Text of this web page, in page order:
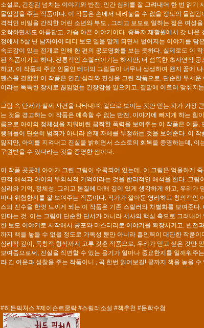
소설로, 긴장감 넘치는 이야기와 반전, 인간 심리를 잘 그려내어 한 번 읽기
몰입감을 주는 작품이다. 이 작품은 손에서 내려놓을 수 없을 정도의 몰입
격적인 비밀을 간직한 어린 소년와 부모 , 그리고 보모로 일하는 젊은 여성
오싹하면서도 아름답고, 가슴 아픈 이야기이다. 중독자 재활원에서 갓 나온
정에서 5살 난 남자아이 테디 보모 일을 맡게 되면서 벌어지는 이야기를 담
속도감이 있는 전개로 인해 한 편의 공포영화를 보는 듯하다. 실제로도 이
된 작품이기도 하다. 전통적인 스릴러이기는 하지만, 더 섬뜩한 초자연적 공
하고, 이 작품의 주요 인물인 테디의 그림들이 너무나 생생하여 왠지 꿈에
펜스를 결합한 이 작품은 인간 심리와 진실을 그린 작품으로, 단순한 무서운
이라는 독특한 장치로 끊임없는 긴장감을 일으키고, 결말에 이르러 맞춰지
그림 속 단서가 실제 사건을 나타내며, 겉으로 보이는 것만 믿는 자가 가장
는 것을 경고하는 이 작품은 예측할 수 없는 반전, 이야기에 빠지게 하는 힘
름으로 아이의 정체성을 지워버린 끔찍한 폭력을 보여주는 이 작품은 이름,
행위들이 단순히 범죄가 아니라 존재 자체를 부정하는 것을 보여준다. 이
잃지만, 아이를 지켜내고 진실을 밝히면서 스스로의 회복을 증명하는데, 이
구원받을 수 있다라는 것을 증명한 셈이다.
이 작품 곳곳에 아이가 그린 그림이 수록되어 있는데, 이 그림은 억울하게
연적 해석과 아이의 무의식적 기억이라는 것을 합리적인 해석을 한다. 그림
심리와 기억, 정체성, 그리고 본질에 대해 깊이 있게 생각하게 하고, 우리가
마나 위험한지를 잘 보여주는 작품이다. 작가가 깔아둔 영리하고 창의적인
스의 진수을 한껏 느끼게 되는 이 작품은 기존 스릴러와 차별화를 보여준다
인다는 것. 이는 그림이 단순한 단서가 아니라 서사의 핵심 축으로 그려내어
한 보모 이야기로 시작해서 공포와 미스터리로 이야기를 확장시키고, 반전
까지 책을 놓을 수 없을 정도로 가독성 뿐만 아니라 흡인력이 대단한 작품
심리적 깊이, 독창적 형식까지 고루 갖춘 작품으로, 우리가 믿고 싶은 것만
보여줌으로써, 진실을 직면할 수 있는 용기가 얼마나 중요한지를 일깨워주
라 긴 여운과 성찰을 주는 작품이니 , 꼭 한번 읽어보길! 끝까지 책을 놓을 수
#히든픽처스 #제이슨르쿨락 #스릴러소설 #책추천 #문학수첩